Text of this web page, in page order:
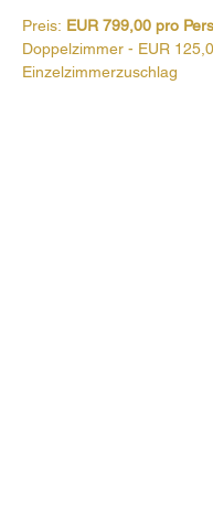
Preis: EUR 799,00 pro
Doppelzimmer - EUR
Einzelzimmerzuschlag